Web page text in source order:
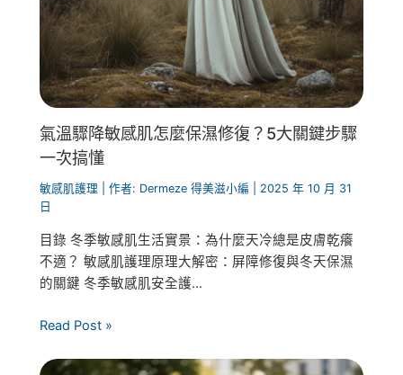
氣溫驟降敏感肌怎麼保濕修復？5大關鍵步驟
一次搞懂
敏感肌護理 | 作者: Dermeze 得美滋小編
2025 年 10 月 31
日
目錄 冬季敏感肌生活實景：為什麼天冷總是皮膚乾癢
不適？ 敏感肌護理原理大解密：屏障修復與冬天保濕
的關鍵 冬季敏感肌安全護...
Read Post »